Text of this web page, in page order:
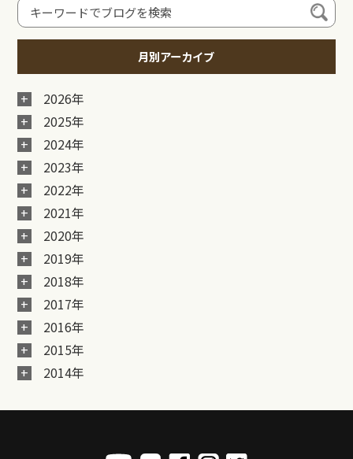
月別アーカイブ
2026年
2025年
2024年
2023年
2022年
2021年
2020年
2019年
2018年
2017年
2016年
2015年
2014年